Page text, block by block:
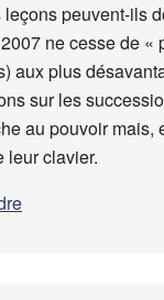
peuvent-ils
ne cesse de «
aux plus
sur les
au pouvoir mais,
leur clavier.